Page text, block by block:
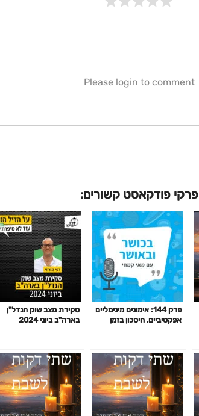
Please login to comment
פרקי פודקאסט קשורים:
פרק 144: אימונים מינימליים
אפקטיביים, חיסכון בזמן
סקירת מצב שוק הנדל"ן
בארה"ב ביוני 2024